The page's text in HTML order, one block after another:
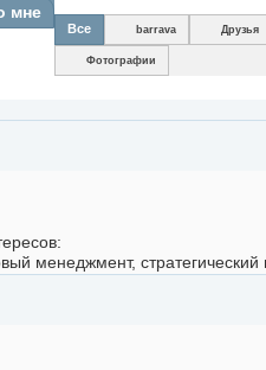
мне
Все barrava Друзья
Фотографии
менеджмент,